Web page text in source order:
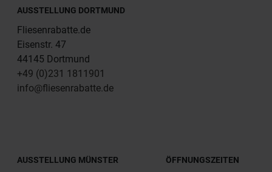
AUSSTELLUNG DORTMUND
Fliesenrabatte.de
Eisenstr. 47
44145 Dortmund
+49 (0)231 1811901
info@fliesenrabatte.de
AUSSTELLUNG MÜNSTER ÖFFNUNGSZEITEN